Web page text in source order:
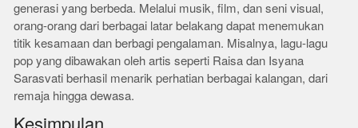
generasi yang berbeda. Melalui musik, film, dan seni visual,
orang-orang dari berbagai latar belakang dapat menemukan
titik kesamaan dan berbagi pengalaman. Misalnya, lagu-lagu
pop yang dibawakan oleh artis seperti Raisa dan Isyana
Sarasvati berhasil menarik perhatian berbagai kalangan, dari
remaja hingga dewasa.